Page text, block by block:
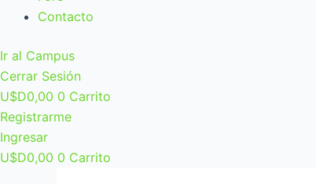
Contacto
Ir al Campus
Cerrar Sesión
U$D0,00 0 Carrito
Registrarme
Ingresar
U$D0,00 0 Carrito